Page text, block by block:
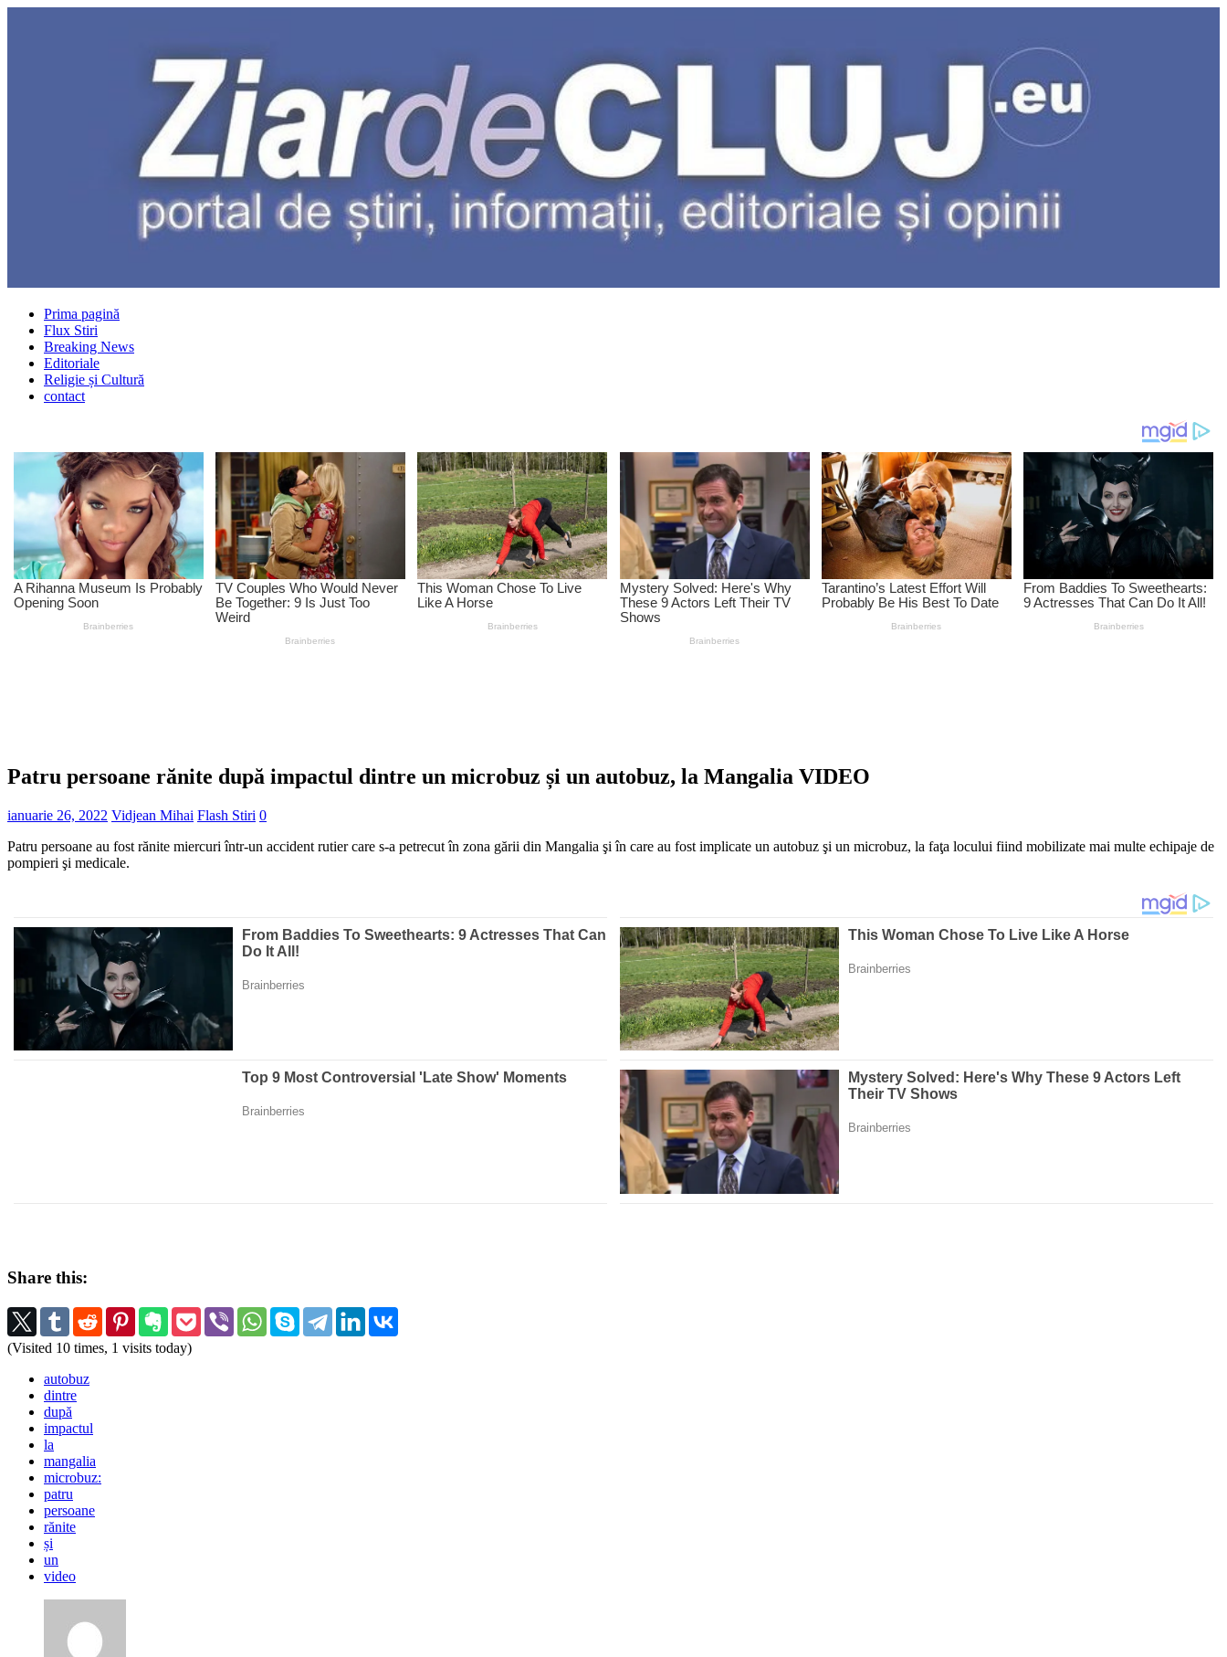
Prima pagină
Flux Stiri
Breaking News
Editoriale
Religie și Cultură
contact
Patru persoane rănite după impactul dintre un microbuz și un autobuz, la Mangalia VIDEO
ianuarie 26, 2022 Vidjean Mihai Flash Stiri 0
Patru persoane au fost rănite miercuri într-un accident rutier care s-a petrecut în zona gării din Mangalia şi în care au fost implicate un autobuz şi un microbuz, la faţa locului fiind mobilizate mai multe echipaje de
pompieri şi medicale.
Share this:
(Visited 10 times, 1 visits today)
autobuz
dintre
după
impactul
la
mangalia
microbuz:
patru
persoane
rănite
și
un
video